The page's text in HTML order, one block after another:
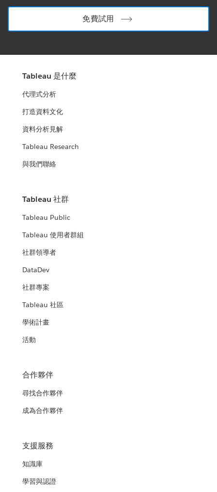
免費試用
Tableau 是什麼
代理式分析
打造資料文化
資料分析見解
Tableau Research
與我們聯絡
Tableau 社群
Tableau Public
Tableau 使用者群組
社群領導者
DataDev
社群專案
Tableau 社區
學術計畫
活動
合作夥伴
尋找合作夥伴
成為合作夥伴
支援服務
知識庫
學習與認證